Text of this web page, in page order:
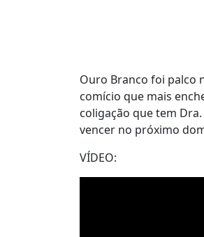
Ouro Branco foi palco
comício que mais
coligação que tem
vencer no próximo
VÍDEO: